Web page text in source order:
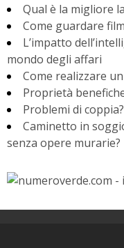
Qual è la migliore
Come guardare
L’impatto
mondo degli affari
Come realizzare
Proprietà
Problemi di
Caminetto in
senza opere murarie?